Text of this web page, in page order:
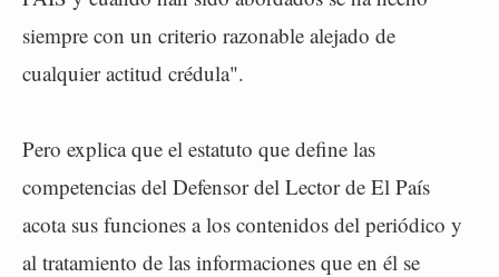
siempre con un criterio razonable alejado de
cualquier actitud crédula".
Pero explica que el estatuto que define las
competencias del Defensor del Lector de El País
acota sus funciones a los contenidos del periódico y
al tratamiento de las informaciones que en él se